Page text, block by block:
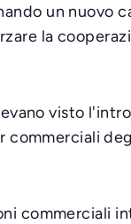
un nuovo
la
visto
commerciali
commerciali